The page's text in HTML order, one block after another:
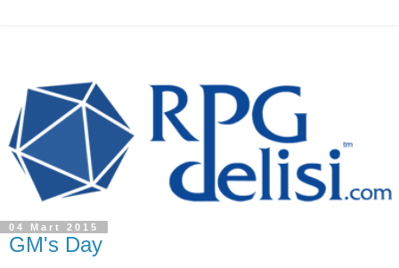
04 Mart 2015
GM's Day